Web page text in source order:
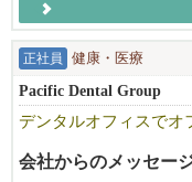
◆月給レンジ$6500~$10400
＊ポジションによりま
昇給して店舗責任者の
なります。
正社員 健康・医療
Pacific Dental Group
デンタルオフィスでオ
会社からのメッセー